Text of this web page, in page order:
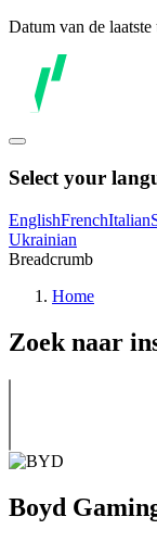
Datum van de
Select your
EnglishFrenchItalian
Ukrainian
Breadcrumb
Home
Zoek naar
Boyd